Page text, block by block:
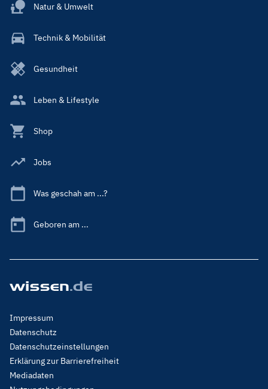
Natur & Umwelt
Technik & Mobilität
Gesundheit
Leben & Lifestyle
Shop
Jobs
Was geschah am ...?
Geboren am ...
Footer
Menu
Legal
Impressum
Datenschutz
Datenschutzeinstellungen
Erklärung zur Barrierefreiheit
Mediadaten